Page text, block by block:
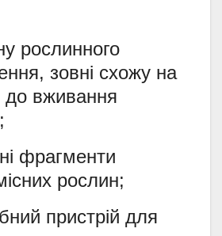
рослинного
зовні схожу на
до вживання
фрагменти
рослин;
пристрій для